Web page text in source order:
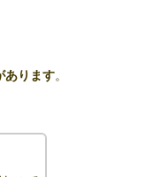
あります。